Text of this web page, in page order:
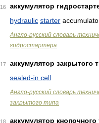
16
аккумулятор
hydraulic starter
Англо-русский словарь
гидростартера
17
аккумулятор закрытого
sealed-in cell
Англо-русский словарь
закрытого типа
18 аккумулятор кнопочного